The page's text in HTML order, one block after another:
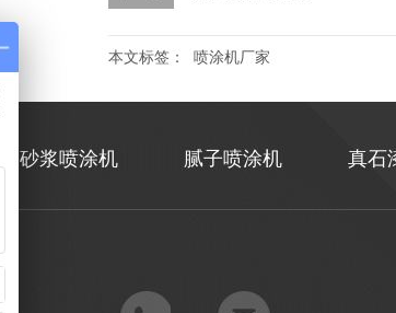
本文标签： 喷涂机厂家
砂浆喷涂机 腻子喷涂机 真石